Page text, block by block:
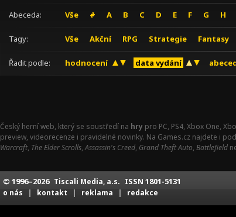
Abeceda: Vše # A B C D E F G H
Tagy: Vše Akční RPG Strategie Fantasy
Řadit podle: hodnocení data vydání
Český herní web, který se soustředí na hry pro PC, PS4, Xbox One,
preview, videorecenze i pravidelné novinky. Na Games.cz najdete i
Warcraft, The Elder Scrolls,Assassin's Creed, Grand Theft Auto, Battlefield
© 1996–2026 Tiscali Media, a.s. ISSN 1801-5131
o nás | kontakt | reklama | redakce